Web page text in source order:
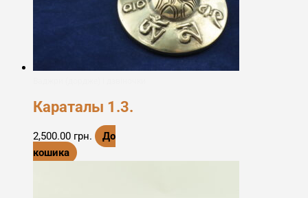
Караталы 1.3.
2,500.00 грн.
До
кошика